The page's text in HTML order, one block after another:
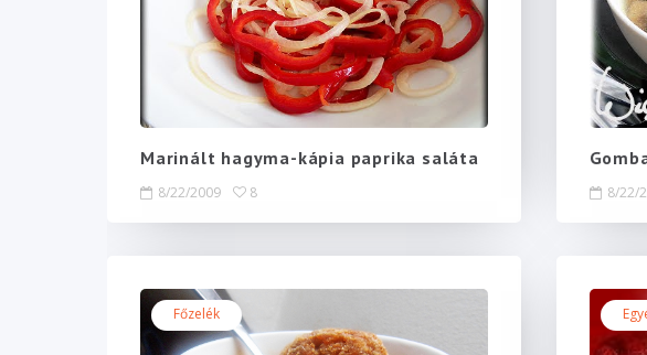
Marinált hagyma-kápia paprika saláta
8/22/2009 8 8/22/
Főzelék